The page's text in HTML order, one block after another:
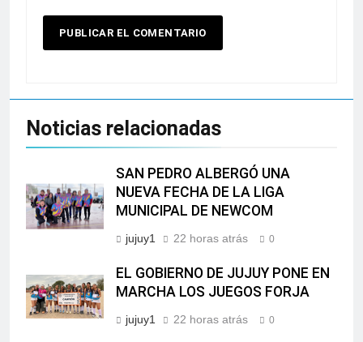
Noticias relacionadas
SAN PEDRO ALBERGÓ UNA
NUEVA FECHA DE LA LIGA
MUNICIPAL DE NEWCOM
jujuy1 22 horas atrás 0
EL GOBIERNO DE JUJUY PONE EN
MARCHA LOS JUEGOS FORJA
jujuy1 22 horas atrás 0